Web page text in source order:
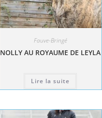
Fauve-Bringé
NOLLY AU ROYAUME DE LEYLA
Lire la suite